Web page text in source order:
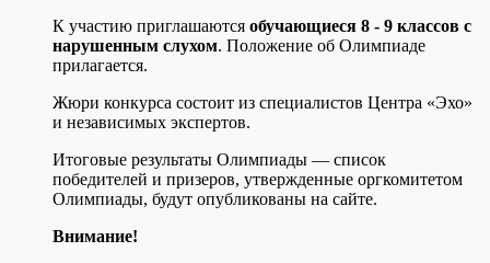
К участию приглашаются обучающиеся 8 - 9 классов с
нарушенным слухом. Положение об Олимпиаде
прилагается.
Жюри конкурса состоит из специалистов Центра «Эхо»
и независимых экспертов.
Итоговые результаты Олимпиады — список
победителей и призеров, утвержденные оргкомитетом
Олимпиады, будут опубликованы на сайте.
Внимание!